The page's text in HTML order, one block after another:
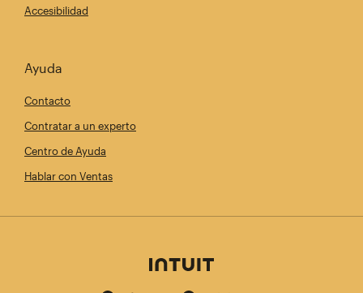
Accesibilidad
Ayuda
Contacto
Contratar a un experto
Centro de Ayuda
Hablar con Ventas